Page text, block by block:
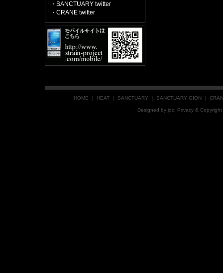
・SANCTUARY twitter
・CRANE twitter
HOME HEAT SANCTUARY SANCTUARY GION
Designed by joc . Privacy &